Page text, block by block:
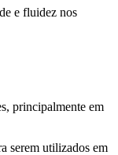
e fluidez nos
principalmente em
serem utilizados em